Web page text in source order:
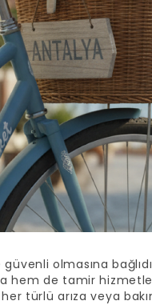
olmasına
hem de tamir
türlü arıza veya